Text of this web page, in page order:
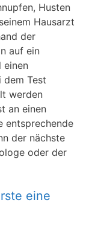
Husten
Hausarzt
der
auf ein
einen
dem Test
werden
an einen
entsprechende
der nächste
oder der
eine